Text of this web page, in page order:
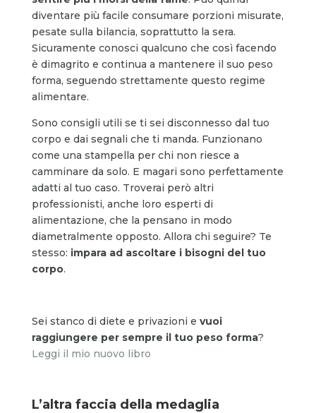
diventare più facile consumare porzioni misurate,
pesate sulla bilancia, soprattutto la sera.
Sicuramente conosci qualcuno che così facendo
è dimagrito e continua a mantenere il suo peso
forma, seguendo strettamente questo regime
alimentare.
Sono consigli utili se ti sei disconnesso dal tuo
corpo e dai segnali che ti manda. Funzionano
come una stampella per chi non riesce a
camminare da solo. E magari sono perfettamente
adatti al tuo caso. Troverai però altri
professionisti, anche loro esperti di
alimentazione, che la pensano in modo
diametralmente opposto. Allora chi seguire? Te
stesso: impara ad ascoltare i bisogni del tuo
corpo.
Sei stanco di diete e privazioni e vuoi
raggiungere per sempre il tuo peso forma?
Leggi il mio nuovo libro
L’altra faccia della medaglia